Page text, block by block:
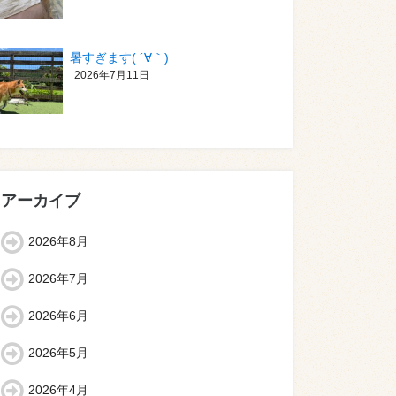
暑すぎます( ´∀｀)
2026年7月11日
アーカイブ
2026年8月
2026年7月
2026年6月
2026年5月
2026年4月